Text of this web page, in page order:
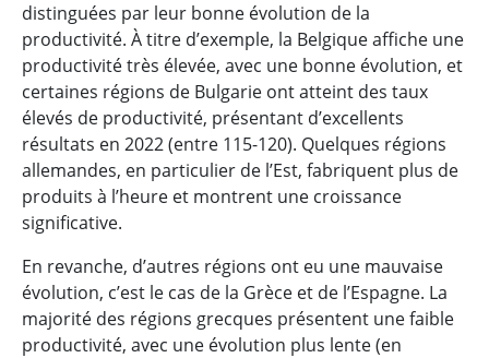
distinguées par leur bonne évolution de la
productivité. À titre d’exemple, la Belgique affiche une
productivité très élevée, avec une bonne évolution, et
certaines régions de Bulgarie ont atteint des taux
élevés de productivité, présentant d’excellents
résultats en 2022 (entre 115-120). Quelques régions
allemandes, en particulier de l’Est, fabriquent plus de
produits à l’heure et montrent une croissance
significative.
En revanche, d’autres régions ont eu une mauvaise
évolution, c’est le cas de la Grèce et de l’Espagne. La
majorité des régions grecques présentent une faible
productivité, avec une évolution plus lente (en